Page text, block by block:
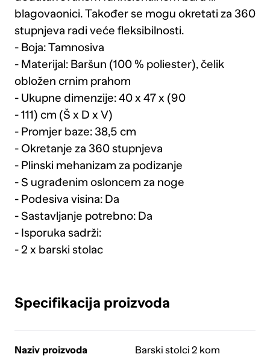
blagovaonici. Također se mogu okretati za 360
stupnjeva radi veće fleksibilnosti.
- Boja: Tamnosiva
- Materijal: Baršun (100 % poliester), čelik
obložen crnim prahom
- Ukupne dimenzije: 40 x 47 x (90
- 111) cm (Š x D x V)
- Promjer baze: 38,5 cm
- Okretanje za 360 stupnjeva
- Plinski mehanizam za podizanje
- S ugrađenim osloncem za noge
- Podesiva visina: Da
- Sastavljanje potrebno: Da
- Isporuka sadrži:
- 2 x barski stolac
Specifikacija proizvoda
Naziv proizvoda
Barski stolci 2 kom